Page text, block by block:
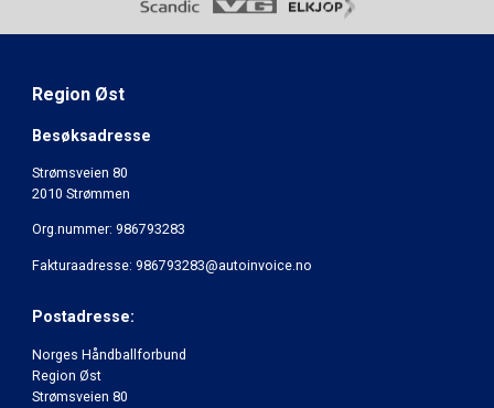
Region Øst
Besøksadresse
Strømsveien 80
2010 Strømmen
Org.nummer: 986793283
Fakturaadresse: 986793283@autoinvoice.no
Postadresse:
Norges Håndballforbund
Region Øst
Strømsveien 80